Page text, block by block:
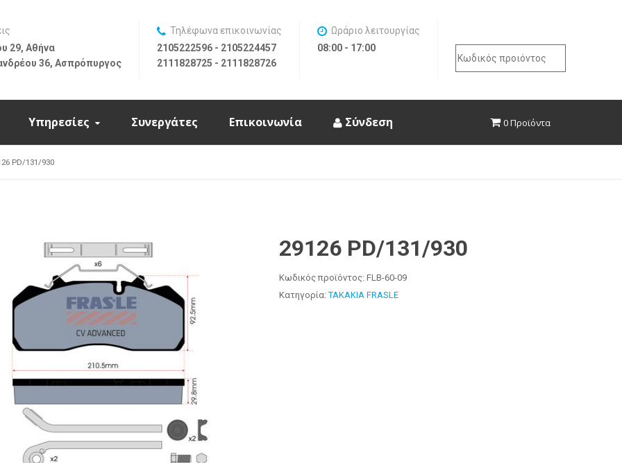
29, Αθήνα
36, Ασπρόπυργος
Τηλέφωνα επικοινωνίας
2105222596 - 2105224457
2111828725 - 2111828726
Ωράριο λειτουργίας
08:00 - 17:00
Search
for:
Υπηρεσίες Συνεργάτες Επικοινωνία Σύνδεση 0 Προϊόντα
PD/131/930
29126 PD/131/930
Κωδικός προϊόντος: FLB-60-09
Κατηγορία:ΤΑΚΑΚΙΑ FRASLE